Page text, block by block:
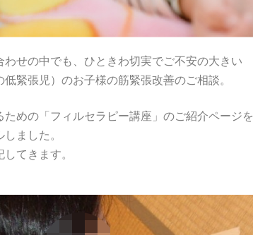
わせの中でも、ひときわ切実でご不安の大きい
緊張児）のお子様の筋緊張改善のご相談。
ための「フィルセラピー講座」のご紹介ページを
ました。
てきます。